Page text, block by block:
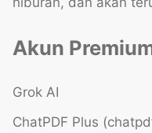
Akun
Grok AI
ChatPDF Plus